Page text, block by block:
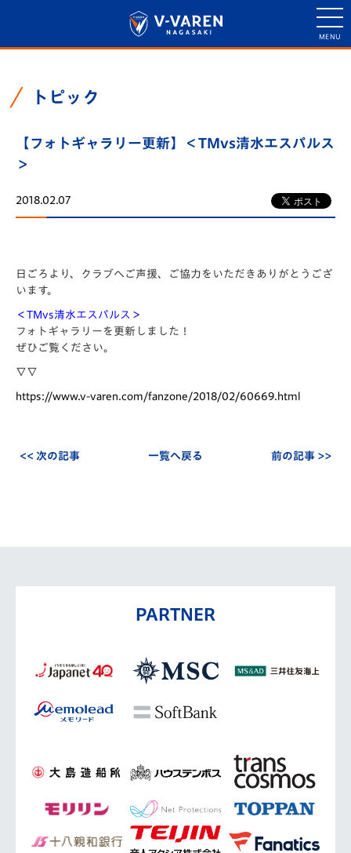
トピック
【フォトギャラリー更新】＜TMvs清水エスパルス
＞
2018.02.07
日ごろより、クラブへご声援、ご協力をいただきありがとうござ
います。
＜TMvs清水エスパルス＞
フォトギャラリーを更新しました！
ぜひご覧ください。
∇∇
https://www.v-varen.com/fanzone/2018/02/60669.html
<< 次の記事 一覧へ戻る 前の記事 >>
PARTNER